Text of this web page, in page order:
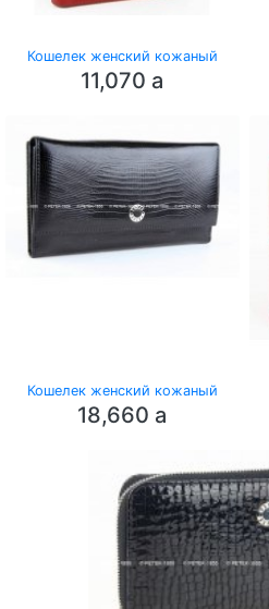
Кошелек женский кожаный
11,070 a
Кошелек женский кожаный
18,660 a